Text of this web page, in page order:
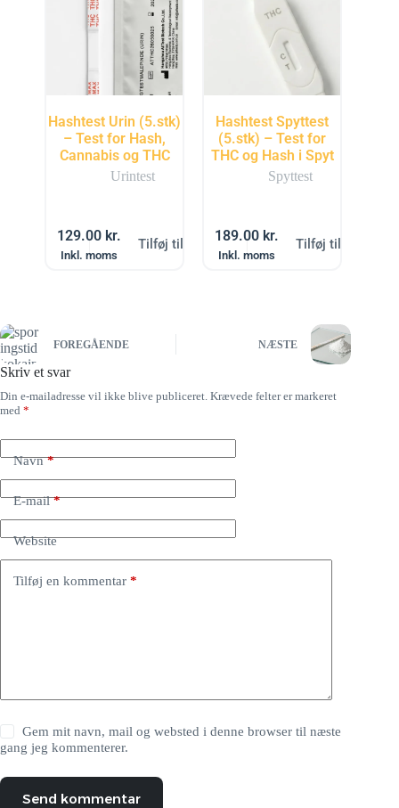
Hashtest Urin (5.stk)
– Test for Hash,
Cannabis og THC
Urintest
129.00 kr.
Inkl. moms
Tilføj til kurv
Hashtest Spyttest
(5.stk) – Test for
THC og Hash i Spyt
Spyttest
189.00 kr.
Inkl. moms
Tilføj til kurv
FOREGÅENDE NÆSTE
Skriv et svar
Din e-mailadresse vil ikke blive publiceret. Krævede felter er markeret
med *
Navn*
E-mail*
Website
Tilføj en kommentar *
Gem mit navn, mail og websted i denne browser til næste
gang jeg kommenterer.
Send kommentar